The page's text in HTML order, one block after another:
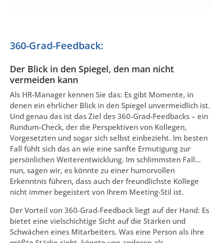
360-Grad-Feedback:
Der Blick in den Spiegel, den man nicht
vermeiden kann
Als HR-Manager kennen Sie das: Es gibt Momente, in
denen ein ehrlicher Blick in den Spiegel unvermeidlich ist.
Und genau das ist das Ziel des 360-Grad-Feedbacks – ein
Rundum-Check, der die Perspektiven von Kollegen,
Vorgesetzten und sogar sich selbst einbezieht. Im besten
Fall fühlt sich das an wie eine sanfte Ermutigung zur
persönlichen Weiterentwicklung. Im schlimmsten Fall…
nun, sagen wir, es könnte zu einer humorvollen
Erkenntnis führen, dass auch der freundlichste Kollege
nicht immer begeistert von Ihrem Meeting-Stil ist.
Der Vorteil von 360-Grad-Feedback liegt auf der Hand: Es
bietet eine vielschichtige Sicht auf die Stärken und
Schwächen eines Mitarbeiters. Was eine Person als ihre